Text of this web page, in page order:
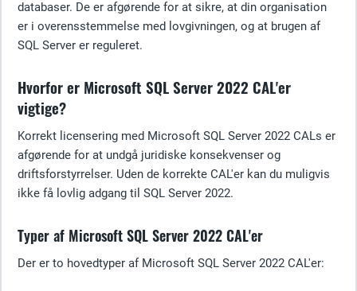
databaser. De er afgørende for at sikre, at din organisation
er i overensstemmelse med lovgivningen, og at brugen af
SQL Server er reguleret.
Hvorfor er Microsoft SQL Server 2022 CAL'er
vigtige?
Korrekt licensering med Microsoft SQL Server 2022 CALs er
afgørende for at undgå juridiske konsekvenser og
driftsforstyrrelser. Uden de korrekte CAL'er kan du muligvis
ikke få lovlig adgang til SQL Server 2022.
Typer af Microsoft SQL Server 2022 CAL'er
Der er to hovedtyper af Microsoft SQL Server 2022 CAL'er: